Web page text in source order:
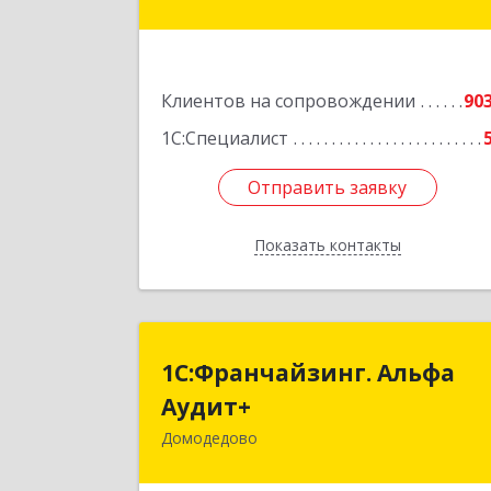
Клиентов на сопровождении
1С:Специалист
Отправить заявку
Показать контакты
Отправить заявку
Назад
1С:Франчайзинг. Альфа
Аудит+
Домодедово
1С:Франчайзинг. Альфа
Аудит+
142001, Московская обл, Домодедово